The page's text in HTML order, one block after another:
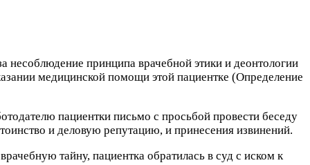
несоблюдение принципа врачебной этики и деонтологии
медицинской помощи этой пациентке (Определение
пациентки письмо с просьбой провести беседу
и деловую репутацию, и принесения извинений.
тайну, пациентка обратилась в суд с иском к